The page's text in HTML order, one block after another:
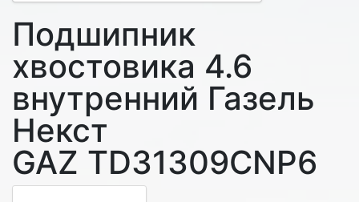
Подшипник
хвостовика 4.6
внутренний Газель
Некст
GAZ TD31309CNP6